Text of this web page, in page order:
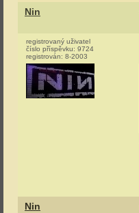
Nin
registrovaný uživatel
číslo příspěvku: 9724
registrován: 8-2003
Nin